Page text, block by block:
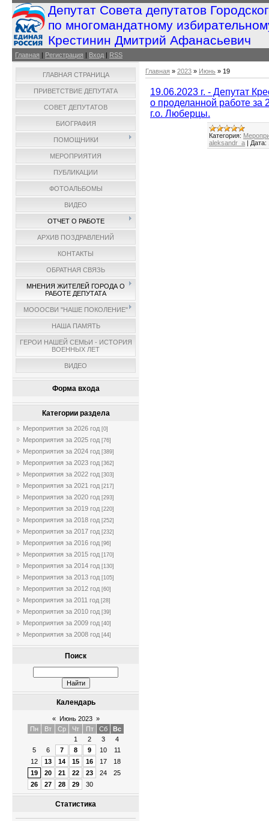
Депутат Совета депутатов
по многомандатному
Крестинин Дмитрий Афанасьевич
Главная | Регистрация | Вход | RSS
ГЛАВНАЯ СТРАНИЦА
ПРИВЕТСТВИЕ ДЕПУТАТА
СОВЕТ ДЕПУТАТОВ
БИОГРАФИЯ
ПОМОЩНИКИ
МЕРОПРИЯТИЯ
ПУБЛИКАЦИИ
ФОТОАЛЬБОМЫ
ВИДЕО
ОТЧЕТ О РАБОТЕ
АРХИВ ПОЗДРАВЛЕНИЙ
КОНТАКТЫ
ОБРАТНАЯ СВЯЗЬ
МНЕНИЯ ЖИТЕЛЕЙ ГОРОДА О
РАБОТЕ ДЕПУТАТА
МОООСВИ "НАШЕ ПОКОЛЕНИЕ"
НАША ПАМЯТЬ
ГЕРОИ НАШЕЙ СЕМЬИ - ИСТОРИЯ
ВОЕННЫХ ЛЕТ
ВИДЕО
Форма входа
Категории раздела
Мероприятия за 2026 год [0]
Мероприятия за 2025 год [76]
Мероприятия за 2024 год [389]
Мероприятия за 2023 год [362]
Мероприятия за 2022 год [303]
Мероприятия за 2021 год [217]
Мероприятия за 2020 год [293]
Мероприятия за 2019 год [220]
Мероприятия за 2018 год [252]
Мероприятия за 2017 год [232]
Мероприятия за 2016 год [96]
Мероприятия за 2015 год [170]
Мероприятия за 2014 год [130]
Мероприятия за 2013 год [105]
Мероприятия за 2012 год [60]
Мероприятия за 2011 год [28]
Мероприятия за 2010 год [39]
Мероприятия за 2009 год [40]
Мероприятия за 2008 год [44]
Поиск
Календарь
« Июнь 2023 »
Пн
Вт Ср Чт Пт Сб
Вс
1
2 3
4
5
6 7 8 9 10
11
12
13 14 15 16 17
18
19
20 21 22 23 24
25
26
27 28 29 30
Статистика
Главная » 2023 » Июнь » 19
19.06.2023 г. - Депутат
о проделанной работе за
г.о. Люберцы.
Категория:
aleksandr_a | Дата: